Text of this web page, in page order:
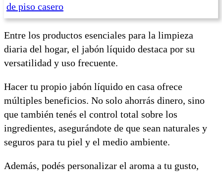
de piso casero
Entre los productos esenciales para la limpieza
diaria del hogar, el jabón líquido destaca por su
versatilidad y uso frecuente.
Hacer tu propio jabón líquido en casa ofrece
múltiples beneficios. No solo ahorrás dinero, sino
que también tenés el control total sobre los
ingredientes, asegurándote de que sean naturales y
seguros para tu piel y el medio ambiente.
Además, podés personalizar el aroma a tu gusto,